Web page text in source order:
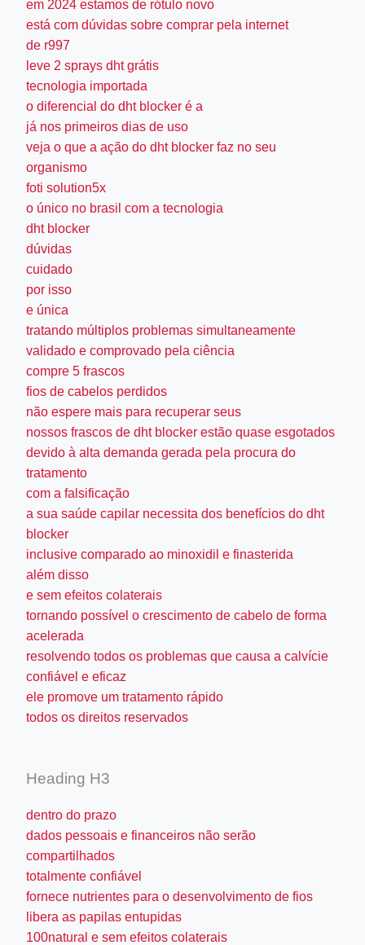
em 2024 estamos de rótulo novo
está com dúvidas sobre comprar pela internet
de r997
leve 2 sprays dht grátis
tecnologia importada
o diferencial do dht blocker é a
já nos primeiros dias de uso
veja o que a ação do dht blocker faz no seu
organismo
foti solution5x
o único no brasil com a tecnologia
dht blocker
dúvidas
cuidado
por isso
e única
tratando múltiplos problemas simultaneamente
validado e comprovado pela ciência
compre 5 frascos
fios de cabelos perdidos
não espere mais para recuperar seus
nossos frascos de dht blocker estão quase esgotados
devido à alta demanda gerada pela procura do
tratamento
com a falsificação
a sua saúde capilar necessita dos benefícios do dht
blocker
inclusive comparado ao minoxidil e finasterida
além disso
e sem efeitos colaterais
tornando possível o crescimento de cabelo de forma
acelerada
resolvendo todos os problemas que causa a calvície
confiável e eficaz
ele promove um tratamento rápido
todos os direitos reservados
Heading H3
dentro do prazo
dados pessoais e financeiros não serão
compartilhados
totalmente confiável
fornece nutrientes para o desenvolvimento de fios
libera as papilas entupidas
100natural e sem efeitos colaterais